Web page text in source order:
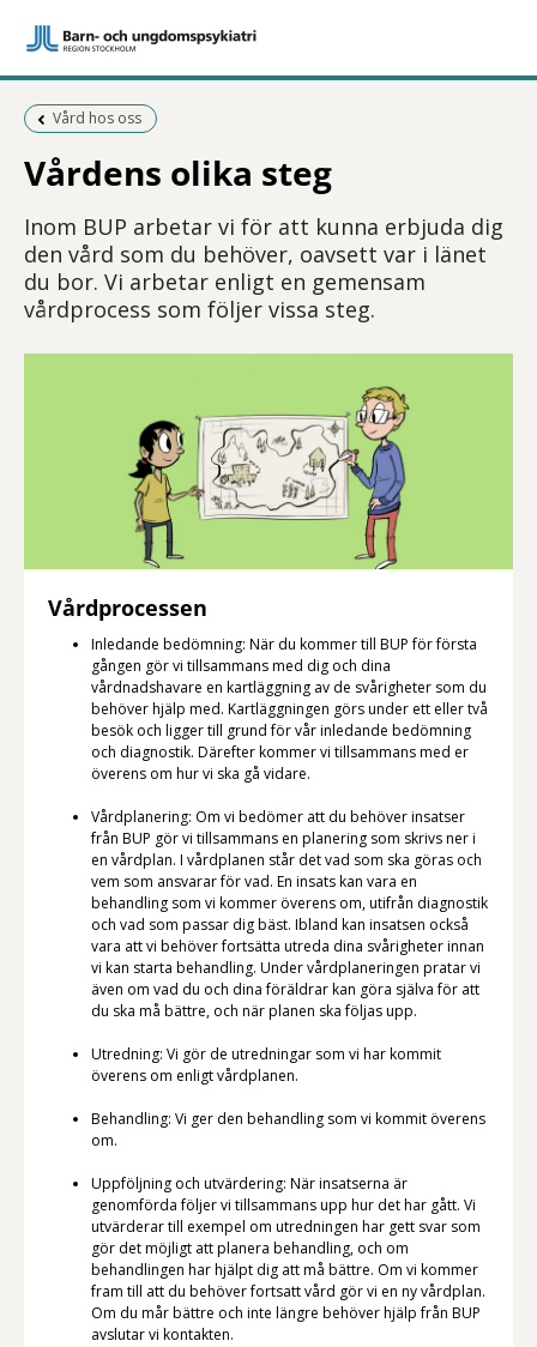
Föregående sida:
Vård hos oss
Vårdens olika steg
Inom BUP arbetar vi för att kunna erbjuda dig
den vård som du behöver, oavsett var i länet
du bor. Vi arbetar enligt en gemensam
vårdprocess som följer vissa steg.
Vårdprocessen
Inledande bedömning: När du kommer till BUP för första
gången gör vi tillsammans med dig och dina
vårdnadshavare en kartläggning av de svårigheter som du
behöver hjälp med. Kartläggningen görs under ett eller två
besök och ligger till grund för vår inledande bedömning
och diagnostik. Därefter kommer vi tillsammans med er
överens om hur vi ska gå vidare.
Vårdplanering: Om vi bedömer att du behöver insatser
från BUP gör vi tillsammans en planering som skrivs ner i
en vårdplan. I vårdplanen står det vad som ska göras och
vem som ansvarar för vad. En insats kan vara en
behandling som vi kommer överens om, utifrån diagnostik
och vad som passar dig bäst. Ibland kan insatsen också
vara att vi behöver fortsätta utreda dina svårigheter innan
vi kan starta behandling. Under vårdplaneringen pratar vi
även om vad du och dina föräldrar kan göra själva för att
du ska må bättre, och när planen ska följas upp.
Utredning: Vi gör de utredningar som vi har kommit
överens om enligt vårdplanen.
Behandling: Vi ger den behandling som vi kommit överens
om.
Uppföljning och utvärdering: När insatserna är
genomförda följer vi tillsammans upp hur det har gått. Vi
utvärderar till exempel om utredningen har gett svar som
gör det möjligt att planera behandling, och om
behandlingen har hjälpt dig att må bättre. Om vi kommer
fram till att du behöver fortsatt vård gör vi en ny vårdplan.
Om du mår bättre och inte längre behöver hjälp från BUP
avslutar vi kontakten.